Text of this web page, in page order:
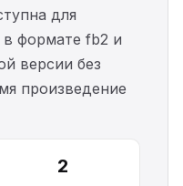
для
в формате fb2 и
версии без
произведение
2